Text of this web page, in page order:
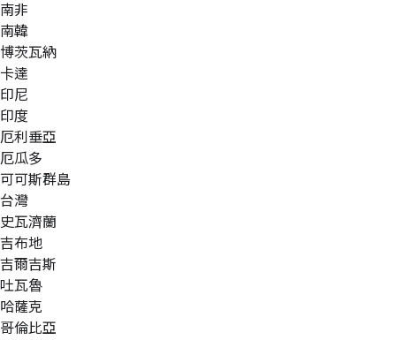
南非
南韓
博茨瓦納
卡達
印尼
印度
厄利垂亞
厄瓜多
可可斯群島
台灣
史瓦濟蘭
吉布地
吉爾吉斯
吐瓦魯
哈薩克
哥倫比亞